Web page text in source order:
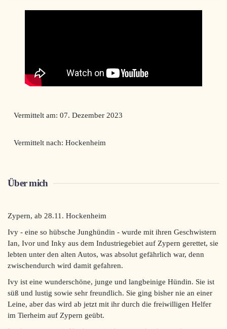
Vermittelt am: 07. Dezember 2023
Vermittelt nach: Hockenheim
Über mich
Zypern, ab 28.11. Hockenheim
Ivy - eine so hübsche Junghündin - wurde mit ihren Geschwistern
Ian, Ivor und Inky aus dem Industriegebiet auf Zypern gerettet, sie
lebten unter den alten Autos, was absolut gefährlich war, denn
zwischendurch wird damit gefahren.
Ivy ist eine wunderschöne, junge und langbeinige Hündin. Sie ist
süß und lustig sowie sehr freundlich. Sie ging bisher nie an einer
Leine, aber das wird ab jetzt mit ihr durch die freiwilligen Helfer
im Tierheim auf Zypern geübt.